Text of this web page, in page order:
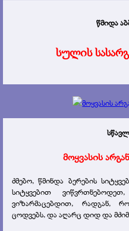
წმიდა
სულის
მოყვასის
ძმებო, წმინდა ბერების
სიტყვებით
ვიზარმაცებდით, რადგან,
ცოდვებს, და აღარც დიდ და